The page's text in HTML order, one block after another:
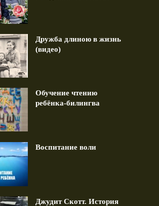
Дружба длиною в жизнь
(видео)
Обучение чтению
ребёнка-билингва
Воспитание воли
Джудит Скотт. История